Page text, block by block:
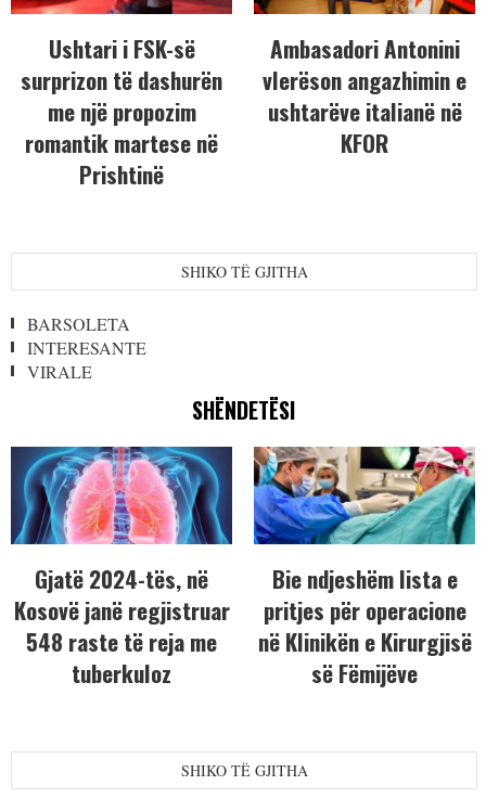
Ushtari i FSK-së
surprizon të dashurën
me një propozim
romantik martese në
Prishtinë
Ambasadori Antonini
vlerëson angazhimin e
ushtarëve italianë në
KFOR
SHIKO TË GJITHA
BARSOLETA
INTERESANTE
VIRALE
SHËNDETËSI
Gjatë 2024-tës, në
Kosovë janë regjistruar
548 raste të reja me
tuberkuloz
Bie ndjeshëm lista e
pritjes për operacione
në Klinikën e Kirurgjisë
së Fëmijëve
SHIKO TË GJITHA